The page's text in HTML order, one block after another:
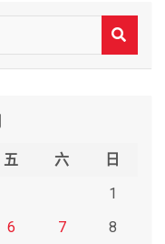
五 六
日
1
6 7 8